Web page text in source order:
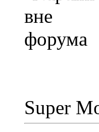
Super